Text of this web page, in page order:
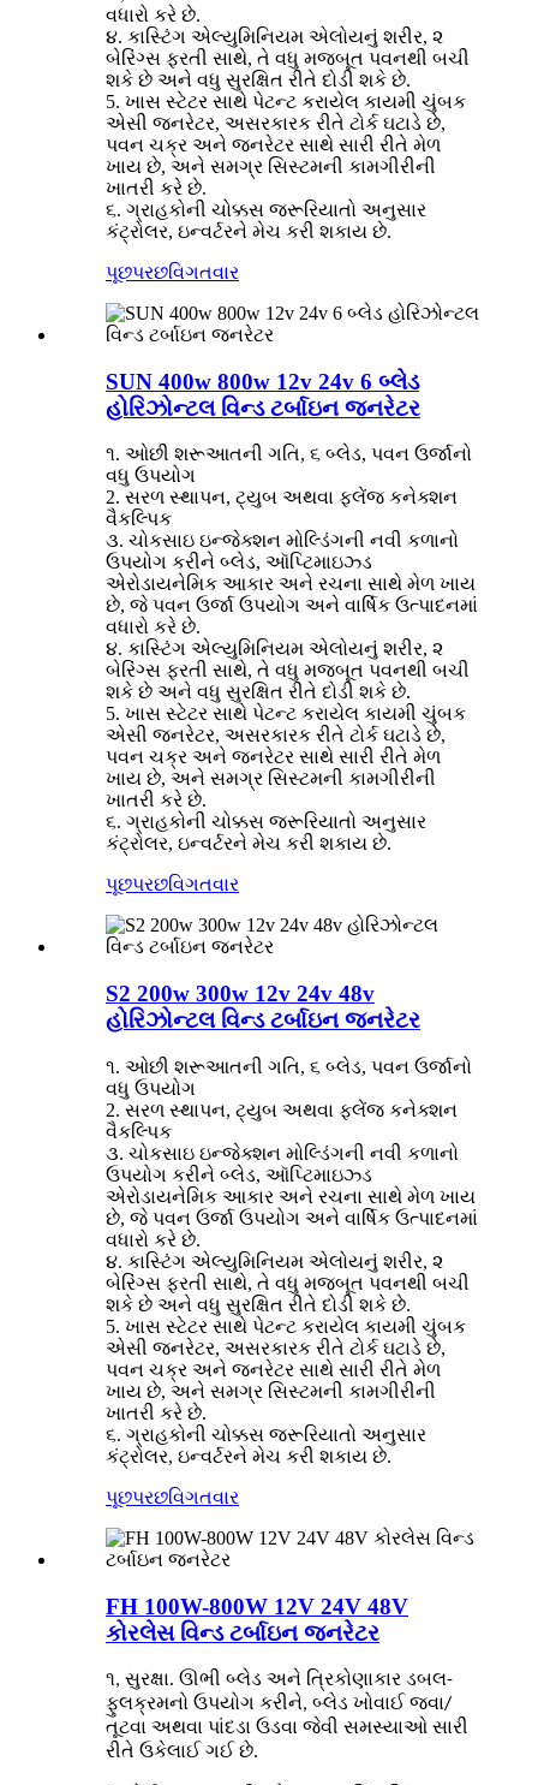
વધારો કરે છે.
૪. કાસ્ટિંગ એલ્યુમિનિયમ એલોયનું શરીર, ૨
બેરિંગ્સ ફરતી સાથે, તે વધુ મજબૂત પવનથી બચી
શકે છે અને વધુ સુરક્ષિત રીતે દોડી શકે છે.
5. ખાસ સ્ટેટર સાથે પેટન્ટ કરાયેલ કાયમી ચુંબક
એસી જનરેટર, અસરકારક રીતે ટોર્ક ઘટાડે છે,
પવન ચક્ર અને જનરેટર સાથે સારી રીતે મેળ
ખાય છે, અને સમગ્ર સિસ્ટમની કામગીરીની
ખાતરી કરે છે.
૬. ગ્રાહકોની ચોક્કસ જરૂરિયાતો અનુસાર
કંટ્રોલર, ઇન્વર્ટરને મેચ કરી શકાય છે.
પૂછપરછવિગતવાર
SUN 400w 800w 12v 24v 6 બ્લેડ
હોરિઝોન્ટલ વિન્ડ ટર્બાઇન જનરેટર
૧. ઓછી શરૂઆતની ગતિ, ૬ બ્લેડ, પવન ઉર્જાનો
વધુ ઉપયોગ
2. સરળ સ્થાપન, ટ્યુબ અથવા ફ્લેંજ કનેક્શન
વૈકલ્પિક
૩. ચોકસાઇ ઇન્જેક્શન મોલ્ડિંગની નવી કળાનો
ઉપયોગ કરીને બ્લેડ, ઑપ્ટિમાઇઝ્ડ
એરોડાયનેમિક આકાર અને રચના સાથે મેળ ખાય
છે, જે પવન ઉર્જા ઉપયોગ અને વાર્ષિક ઉત્પાદનમાં
વધારો કરે છે.
૪. કાસ્ટિંગ એલ્યુમિનિયમ એલોયનું શરીર, ૨
બેરિંગ્સ ફરતી સાથે, તે વધુ મજબૂત પવનથી બચી
શકે છે અને વધુ સુરક્ષિત રીતે દોડી શકે છે.
5. ખાસ સ્ટેટર સાથે પેટન્ટ કરાયેલ કાયમી ચુંબક
એસી જનરેટર, અસરકારક રીતે ટોર્ક ઘટાડે છે,
પવન ચક્ર અને જનરેટર સાથે સારી રીતે મેળ
ખાય છે, અને સમગ્ર સિસ્ટમની કામગીરીની
ખાતરી કરે છે.
૬. ગ્રાહકોની ચોક્કસ જરૂરિયાતો અનુસાર
કંટ્રોલર, ઇન્વર્ટરને મેચ કરી શકાય છે.
પૂછપરછવિગતવાર
S2 200w 300w 12v 24v 48v
હોરિઝોન્ટલ વિન્ડ ટર્બાઇન જનરેટર
૧. ઓછી શરૂઆતની ગતિ, ૬ બ્લેડ, પવન ઉર્જાનો
વધુ ઉપયોગ
2. સરળ સ્થાપન, ટ્યુબ અથવા ફ્લેંજ કનેક્શન
વૈકલ્પિક
૩. ચોકસાઇ ઇન્જેક્શન મોલ્ડિંગની નવી કળાનો
ઉપયોગ કરીને બ્લેડ, ઑપ્ટિમાઇઝ્ડ
એરોડાયનેમિક આકાર અને રચના સાથે મેળ ખાય
છે, જે પવન ઉર્જા ઉપયોગ અને વાર્ષિક ઉત્પાદનમાં
વધારો કરે છે.
૪. કાસ્ટિંગ એલ્યુમિનિયમ એલોયનું શરીર, ૨
બેરિંગ્સ ફરતી સાથે, તે વધુ મજબૂત પવનથી બચી
શકે છે અને વધુ સુરક્ષિત રીતે દોડી શકે છે.
5. ખાસ સ્ટેટર સાથે પેટન્ટ કરાયેલ કાયમી ચુંબક
એસી જનરેટર, અસરકારક રીતે ટોર્ક ઘટાડે છે,
પવન ચક્ર અને જનરેટર સાથે સારી રીતે મેળ
ખાય છે, અને સમગ્ર સિસ્ટમની કામગીરીની
ખાતરી કરે છે.
૬. ગ્રાહકોની ચોક્કસ જરૂરિયાતો અનુસાર
કંટ્રોલર, ઇન્વર્ટરને મેચ કરી શકાય છે.
પૂછપરછવિગતવાર
FH 100W-800W 12V 24V 48V
કોરલેસ વિન્ડ ટર્બાઇન જનરેટર
૧, સુરક્ષા. ઊભી બ્લેડ અને ત્રિકોણાકાર ડબલ-
ફુલક્રમનો ઉપયોગ કરીને, બ્લેડ ખોવાઈ જવા/
તૂટવા અથવા પાંદડા ઉડવા જેવી સમસ્યાઓ સારી
રીતે ઉકેલાઈ ગઈ છે.